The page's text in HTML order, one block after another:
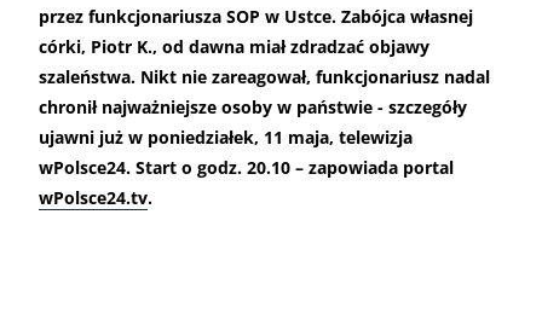
przez funkcjonariusza SOP w Ustce. Zabójca własnej
córki, Piotr K., od dawna miał zdradzać objawy
szaleństwa. Nikt nie zareagował, funkcjonariusz nadal
chronił najważniejsze osoby w państwie - szczegóły
ujawni już w poniedziałek, 11 maja, telewizja
wPolsce24. Start o godz. 20.10 – zapowiada portal
wPolsce24.tv.